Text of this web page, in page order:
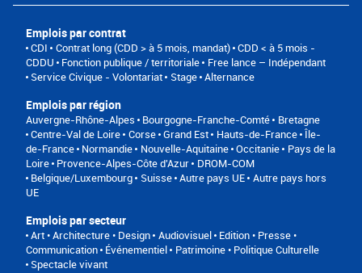
Emplois par contrat
CDI Contrat long (CDD > à 5 mois, mandat) CDD < à 5 mois -
CDDU
Fonction publique / territoriale
Free lance – Indépendant
Service Civique - Volontariat
Stage Alternance
Emplois par région
Auvergne-Rhône-Alpes Bourgogne-Franche-Comté
Bretagne
Centre-Val de Loire Corse Grand Est Hauts-de-France Île-
de-France Normandie Nouvelle-Aquitaine Occitanie
Pays de la
Loire Provence-Alpes-Côte d'Azur
DROM-COM
Belgique/Luxembourg
Suisse Autre pays UE Autre pays hors
UE
Emplois par secteur
Art • Architecture • Design Audiovisuel Edition • Presse •
Communication Événementiel
Patrimoine • Politique Culturelle
Spectacle vivant